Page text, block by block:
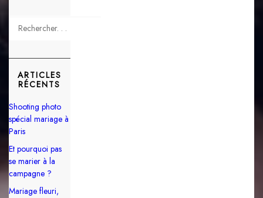
ARTICLES
RÉCENTS
Shooting photo
spécial mariage à
Paris
Et pourquoi pas
se marier à la
campagne ?
Mariage fleuri,